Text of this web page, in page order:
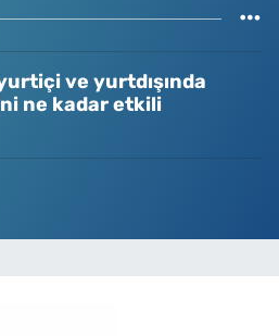
yurtiçi ve yurtdışında
ne kadar etkili